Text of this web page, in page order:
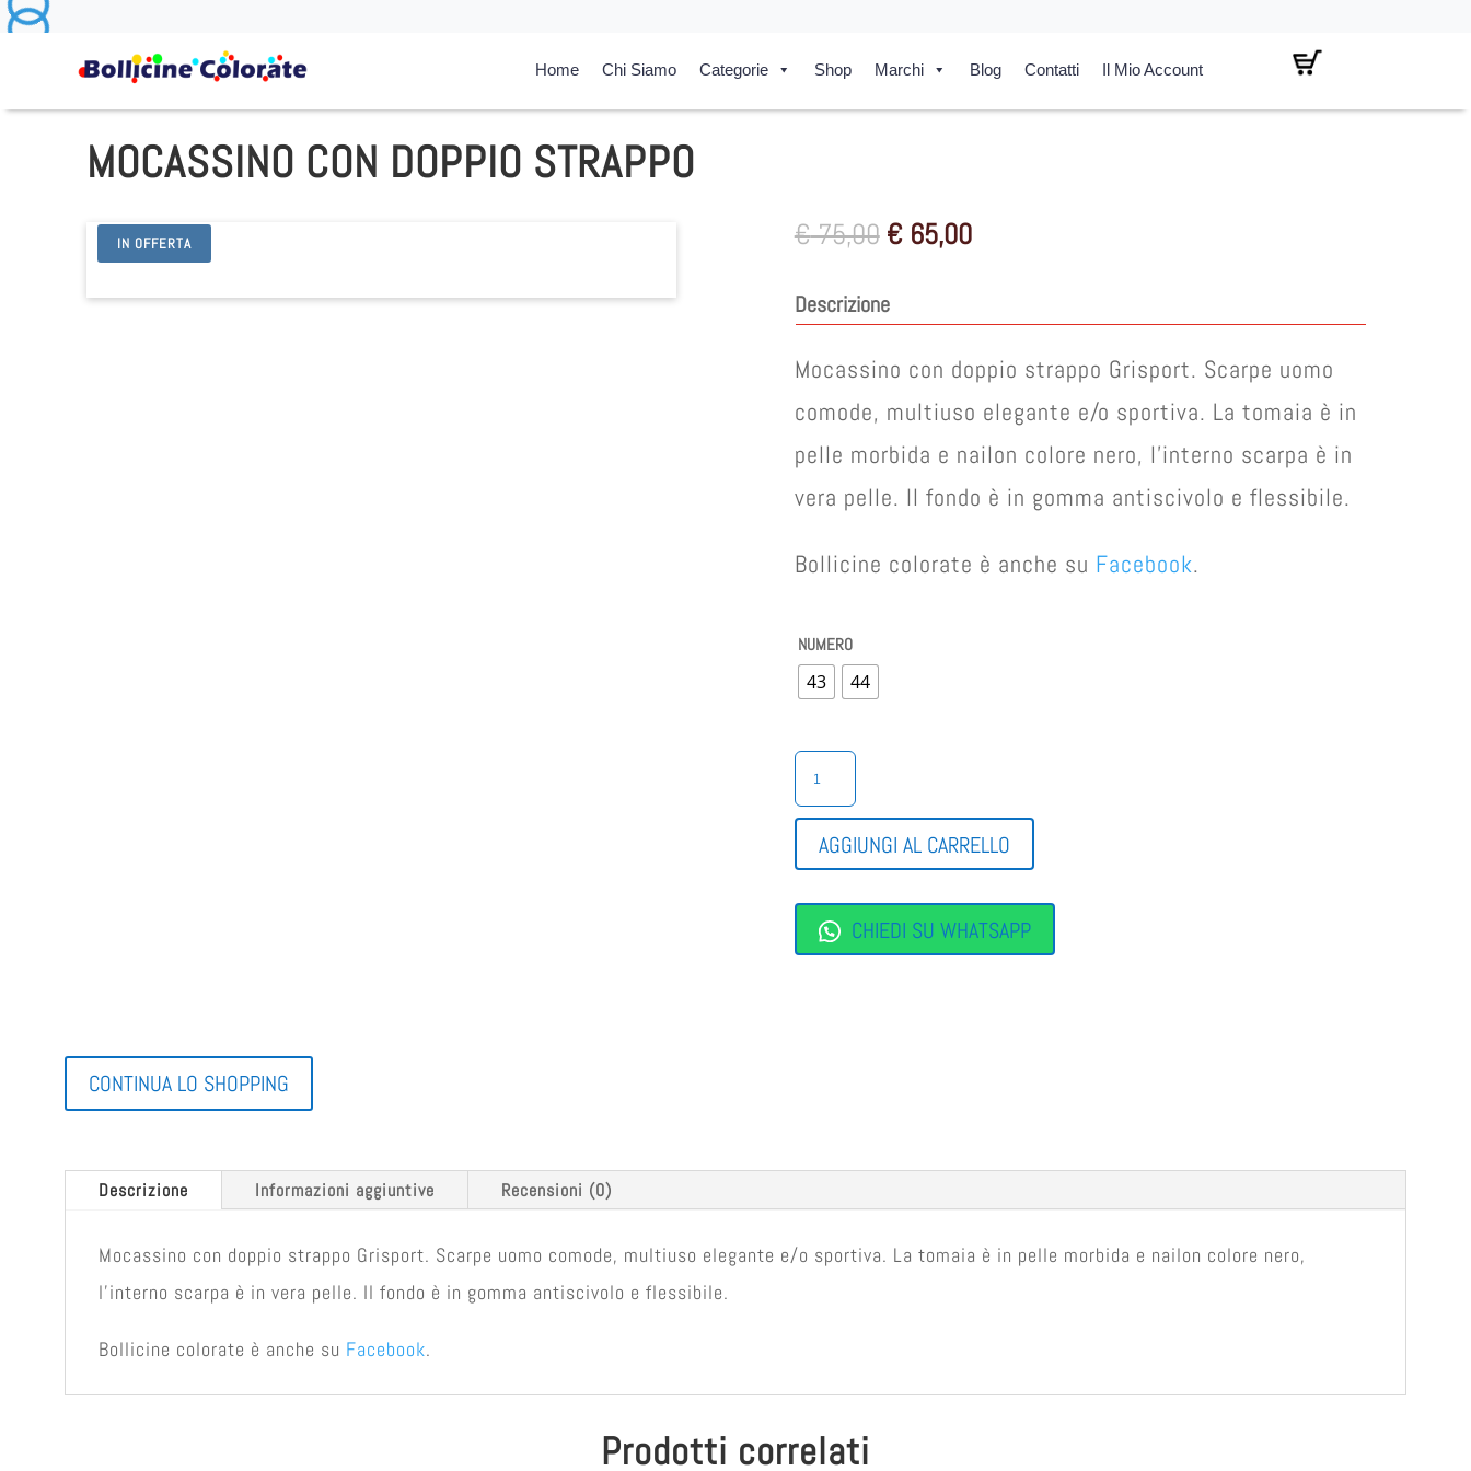
Home Chi Siamo Categorie Shop Marchi Blog Contatti Il Mio Account
MOCASSINO CON DOPPIO STRAPPO
IN OFFERTA €75,00 Il
prezzo
era:
€ 75,00.
€65,00Il
€ 65,00.
Descrizione
Mocassino con doppio strappo Grisport. Scarpe uomo
comode, multiuso elegante e/o sportiva. La tomaia è in
pelle morbida e nailon colore nero, l’interno scarpa è in
vera pelle. Il fondo è in gomma antiscivolo e flessibile.
Bollicine colorate è anche su Facebook.
NUMERO
43 44
MOCASSINO
CON
DOPPIO
QUANTITÀ
AGGIUNGI AL CARRELLO
CHIEDI SU WHATSAPP
CONTINUA LO SHOPPING
Descrizione Informazioni aggiuntive Recensioni (0)
Mocassino con doppio strappo Grisport. Scarpe uomo comode, multiuso elegante e/o sportiva. La tomaia è in pelle morbida e nailon colore nero,
l'interno scarpa è in vera pelle. Il fondo è in gomma antiscivolo e flessibile.
Bollicine colorate è anche su Facebook.
Prodotti correlati